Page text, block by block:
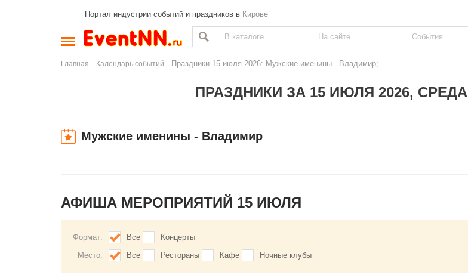
Портал индустрии событий и праздников в Кирове
Главная - Календарь событий - Праздники 15 июля 2026: Мужские именины - Владимир;
ПРАЗДНИКИ ЗА 15 ИЮЛЯ 2026, СРЕДА
Мужские именины - Владимир
АФИША МЕРОПРИЯТИЙ 15 ИЮЛЯ
Формат: Все
Концерты
Место:
Все Рестораны Кафе Ночные клубы